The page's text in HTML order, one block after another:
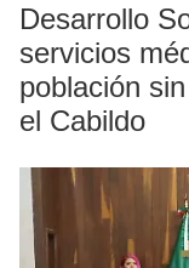
Desarrollo
servicios
población
el Cabildo